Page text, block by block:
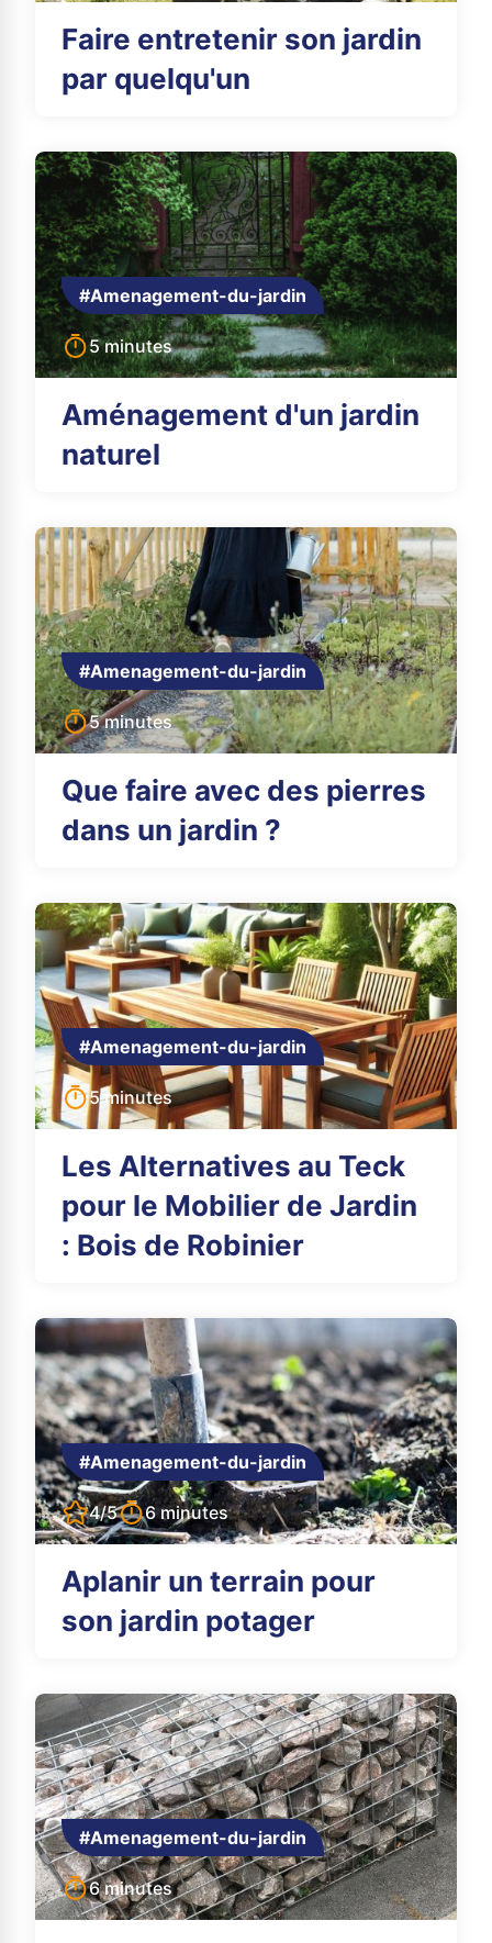
Faire entretenir son jardin
par quelqu'un
#Amenagement-du-jardin
5 minutes
Aménagement d'un jardin
naturel
#Amenagement-du-jardin
5 minutes
Que faire avec des pierres
dans un jardin ?
#Amenagement-du-jardin
5 minutes
Les Alternatives au Teck
pour le Mobilier de Jardin
: Bois de Robinier
#Amenagement-du-jardin
4/5 6 minutes
Aplanir un terrain pour
son jardin potager
#Amenagement-du-jardin
6 minutes